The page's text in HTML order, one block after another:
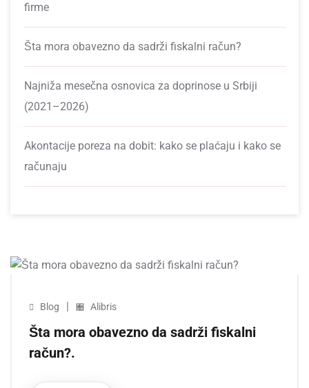
firme
Šta mora obavezno da sadrži fiskalni račun?
Najniža mesečna osnovica za doprinose u Srbiji
(2021–2026)
Akontacije poreza na dobit: kako se plaćaju i kako se
računaju
Blog | Alibris
Šta mora obavezno da sadrži fiskalni
račun?.